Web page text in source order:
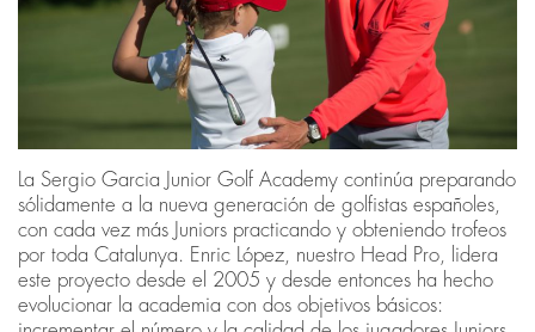
La Sergio Garcia Junior Golf Academy continúa preparando
sólidamente a la nueva generación de golfistas españoles,
con cada vez más Juniors practicando y obteniendo trofeos
por toda Catalunya. Enric López, nuestro Head Pro, lidera
este proyecto desde el 2005 y desde entonces ha hecho
evolucionar la academia con dos objetivos básicos: